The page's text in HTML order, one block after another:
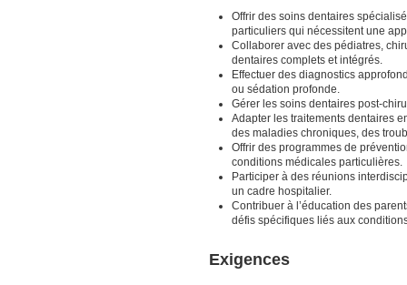
Offrir des soins dentaires
particuliers qui nécessitent une
Collaborer avec des pédiatres,
dentaires complets et intégrés.
Effectuer des diagnostics
ou sédation profonde.
Gérer les soins dentaires post-
Adapter les traitements dentaires
des maladies chroniques, des
Offrir des programmes de
conditions médicales particulières.
Participer à des réunions
un cadre hospitalier.
Contribuer à l’éducation des
défis spécifiques liés aux
Exigences